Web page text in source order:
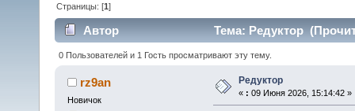
Страницы: [1]
Автор Тема: Редуктор
0 Пользователей и 1 Гость просматривают эту тему.
rz9an
Новичок
Редуктор
« : 09 Июня 2026, 15:14:42 »